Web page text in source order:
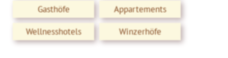
Gasthöfe
Appartements
Wellnesshotels
Winzerhöfe